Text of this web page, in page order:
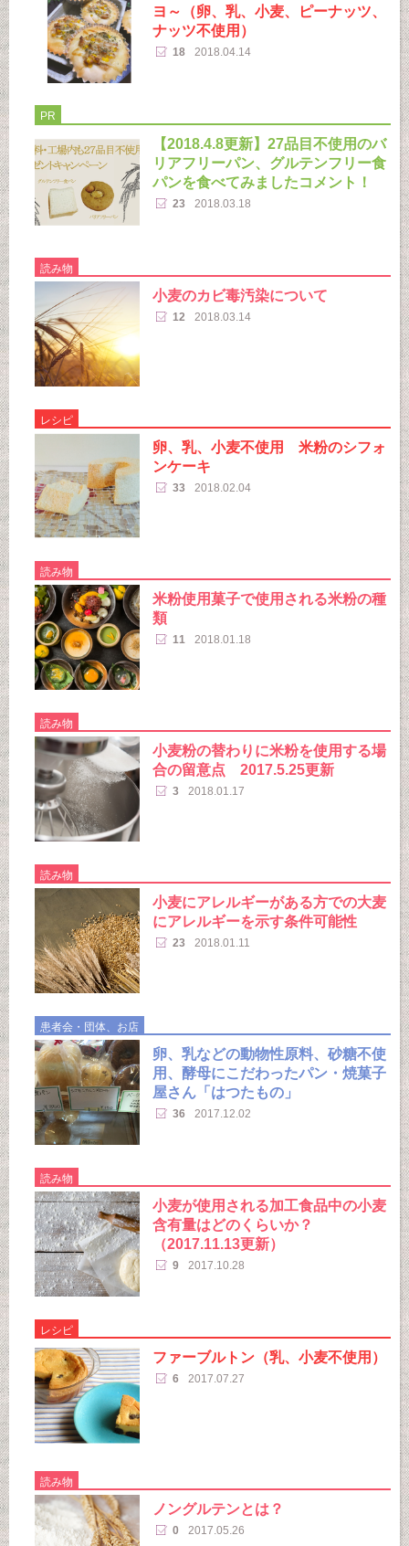
ヨ～（卵、乳、小麦、ピーナッツ、
ナッツ不使用）
18 2018.04.14
PR
【2018.4.8更新】27品目不使用のバ
リアフリーパン、グルテンフリー食
パンを食べてみましたコメント！
23 2018.03.18
読み物
小麦のカビ毒汚染について
12 2018.03.14
レシピ
卵、乳、小麦不使用 米粉のシフォ
ンケーキ
33 2018.02.04
読み物
米粉使用菓子で使用される米粉の種
類
11 2018.01.18
読み物
小麦粉の替わりに米粉を使用する場
合の留意点 2017.5.25更新
3 2018.01.17
読み物
小麦にアレルギーがある方での大麦
にアレルギーを示す条件可能性
23 2018.01.11
患者会・団体、お店
卵、乳などの動物性原料、砂糖不使
用、酵母にこだわったパン・焼菓子
屋さん「はつたもの」
36 2017.12.02
読み物
小麦が使用される加工食品中の小麦
含有量はどのくらいか？
（2017.11.13更新）
9 2017.10.28
レシピ
ファーブルトン（乳、小麦不使用）
6 2017.07.27
読み物
ノングルテンとは？
0 2017.05.26